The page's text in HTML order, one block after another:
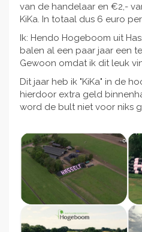
van de handelaar en €2,-
KiKa. In totaal dus 6 euro
Ik: Hendo Hogeboom uit
balen al een paar jaar een
Gewoon omdat ik dit leuk
Dit jaar heb ik "KiKa" in de
hierdoor extra geld
word de bult niet voor niks